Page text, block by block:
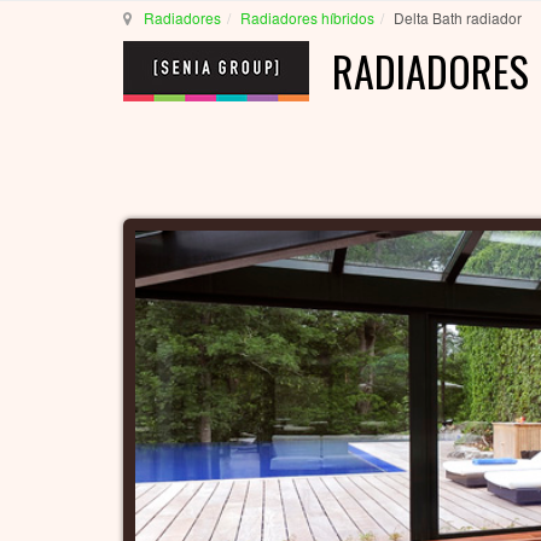
Radiadores Radiadores híbridos Delta Bath radiador